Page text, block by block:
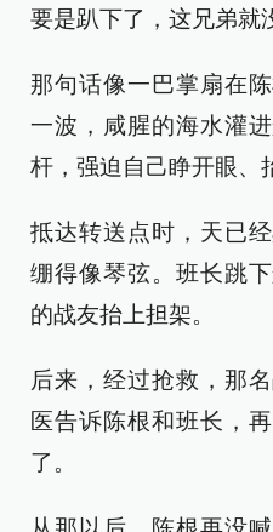
要是趴下了，这兄弟就
那句话像一巴掌扇在
一波，咸腥的海水灌
杆，强迫自己睁开眼、
抵达转送点时，天已
绷得像琴弦。班长跳
的战友抬上担架。
后来，经过抢救，那
医告诉陈根和班长，
了。